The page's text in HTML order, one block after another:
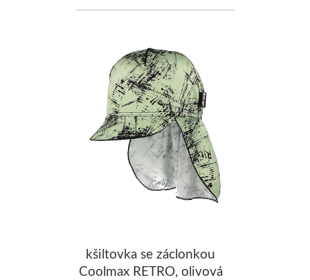
kšiltovka se záclonkou
Coolmax RETRO, olivová